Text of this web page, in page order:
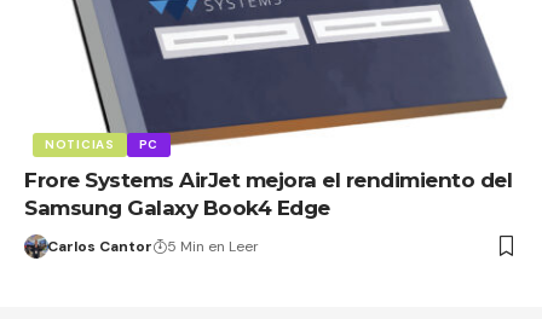
NOTICIAS PC
Frore Systems AirJet mejora el rendimiento del
Samsung Galaxy Book4 Edge
Carlos Cantor 5 Min en Leer